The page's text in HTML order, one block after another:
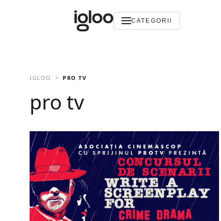
CATEGORII
IGLOO PRO TV
pro tv